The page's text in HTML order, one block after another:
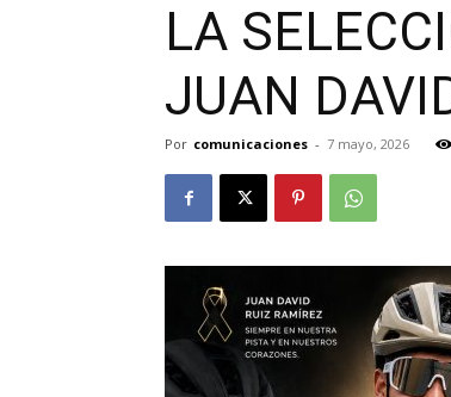
LA
JUAN
Por comunicaciones - 7 mayo, 2026